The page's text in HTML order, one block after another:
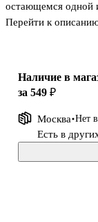
остающемся одной
Перейти к
Наличие в
за 549 ₽
Москва Нет
Есть в